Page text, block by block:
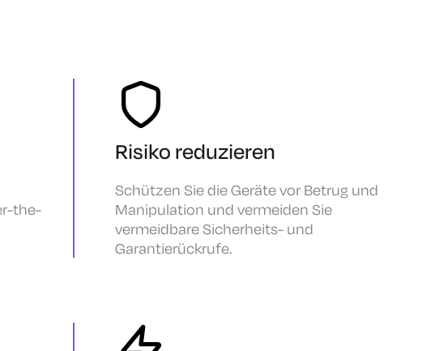
the-
Risiko reduzieren
Schützen Sie die Geräte vor Betrug und
Manipulation und vermeiden Sie
vermeidbare Sicherheits- und
Garantierückrufe.